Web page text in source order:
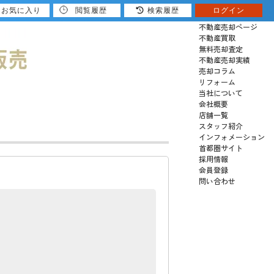
売りたい
不動産売却ページ
不動産買取
無料売却査定
不動産売却実績
売却コラム
リフォーム
当社について
会社概要
店舗一覧
スタッフ紹介
インフォメーション
首都圏サイト
採用情報
会員登録
問い合わせ
お気に入り 閲覧履歴 検索履歴 ログイン